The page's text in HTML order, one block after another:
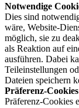
Notwendige
Dies sind
wäre, Website-
möglich, sie zu
als Reaktion auf
ausführen. Dabei
Teileinstellungen
Dateien speichern
Präferenz-Cookies
Präferenz-Cookies